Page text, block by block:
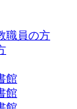
職員の方
館
館